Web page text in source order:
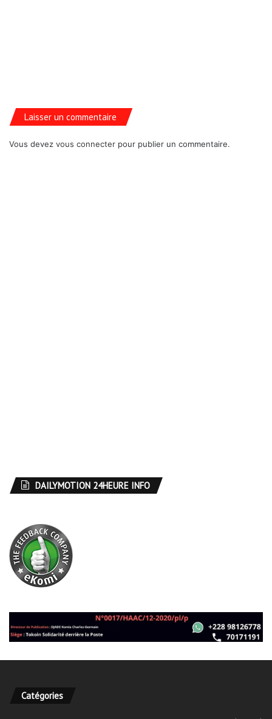
Laisser un commentaire
Vous devez vous connecter pour publier un commentaire.
DAILYMOTION 24HEURE INFO
Catégories